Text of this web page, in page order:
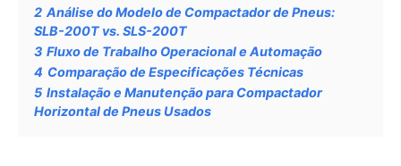
2 Análise do Modelo de Compactador de Pneus:
SLB-200T vs. SLS-200T
3 Fluxo de Trabalho Operacional e Automação
4 Comparação de Especificações Técnicas
5 Instalação e Manutenção para Compactador
Horizontal de Pneus Usados